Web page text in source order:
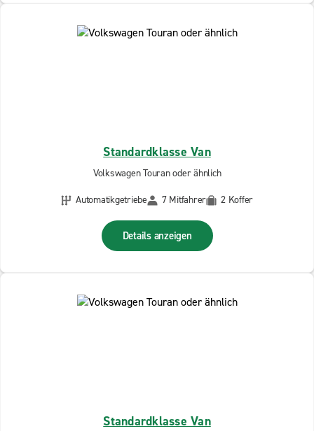
Standardklasse Van
Volkswagen Touran oder ähnlich
Automatikgetriebe
7 Mitfahrer 2 Koffer
Details anzeigen
Standardklasse Van